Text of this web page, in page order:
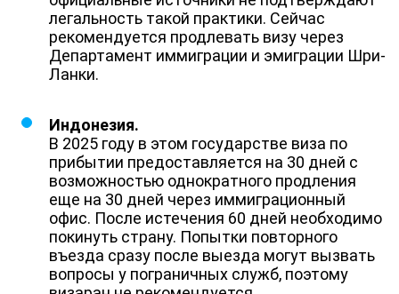
легальность такой практики.​ Сейчас
рекомендуется продлевать визу через
Департамент иммиграции и эмиграции Шри-
Ланки.
Индонезия.
В 2025 году в этом государстве виза по
прибытии предоставляется на 30 дней с
возможностью однократного продления
еще на 30 дней через иммиграционный
офис. После истечения 60 дней необходимо
покинуть страну. Попытки повторного
въезда сразу после выезда могут вызвать
вопросы у пограничных служб, поэтому